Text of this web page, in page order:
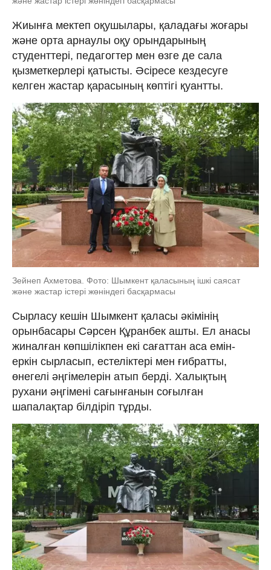
Жиынға мектеп оқушылары, қаладағы жоғары
және орта арнаулы оқу орындарының
студенттері, педагогтер мен өзге де сала
қызметкерлері қатысты. Әсіресе кездесуге
келген жастар қарасының көптігі қуантты.
Зейнеп Ахметова. Фото: Шымкент қаласының ішкі саясат
және жастар істері жөніндегі басқармасы
Сырласу кешін Шымкент қаласы әкімінің
орынбасары Сәрсен Құранбек ашты. Ел анасы
жиналған көпшілікпен екі сағаттан аса емін-
еркін сырласып, естеліктері мен ғибратты,
өнегелі әңгімелерін атып берді. Халықтың
рухани әңгімені сағынғанын соғылған
шапалақтар білдіріп тұрды.